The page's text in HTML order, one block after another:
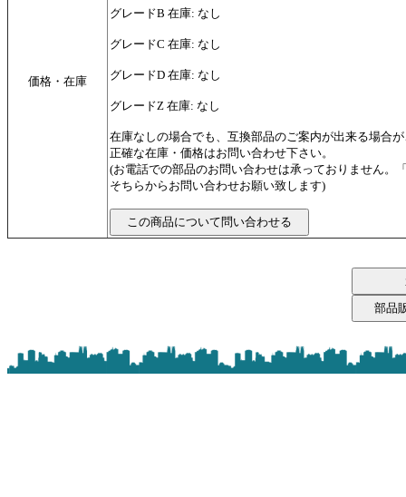
価格・在庫
グレードB 在庫: なし
グレードC 在庫: なし
グレードD 在庫: なし
グレードZ 在庫: なし
在庫なしの場合でも、互換部品のご案内が出来る場合
正確な在庫・価格はお問い合わせ下さい。
(お電話での部品のお問い合わせは承っておりません。
そちらからお問い合わせお願い致します)